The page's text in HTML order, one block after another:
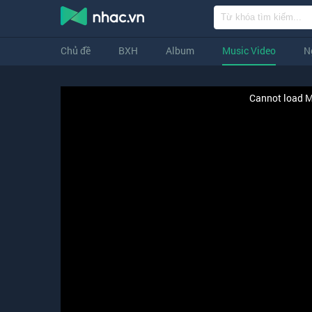
Chủ đề BXH Album Music Video
Cannot load